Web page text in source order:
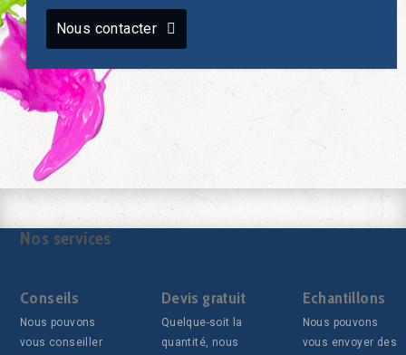
Nous contacter
Nos services
Conseils
Nous pouvons
vous conseiller
Devis gratuit
Quelque-soit la
quantité, nous
Echantillons
Nous pouvons
vous envoyer des